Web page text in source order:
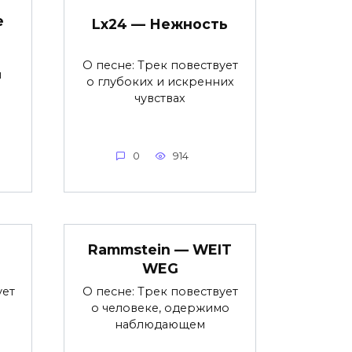
Lx24 — Нежность
О песне: Трек повествует
о глубоких и искренних
чувствах
0 914
Rammstein — WEIT
WEG
О песне: Трек повествует
о человеке, одержимо
наблюдающем